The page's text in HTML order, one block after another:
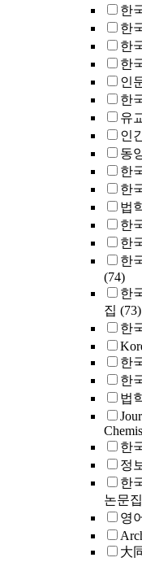
한
한
한
한
인
한
유
인
동
한
한
법
한
한
한
(74)
한
집 (73)
한
한
한
법
한
정
한
논문집
영
大